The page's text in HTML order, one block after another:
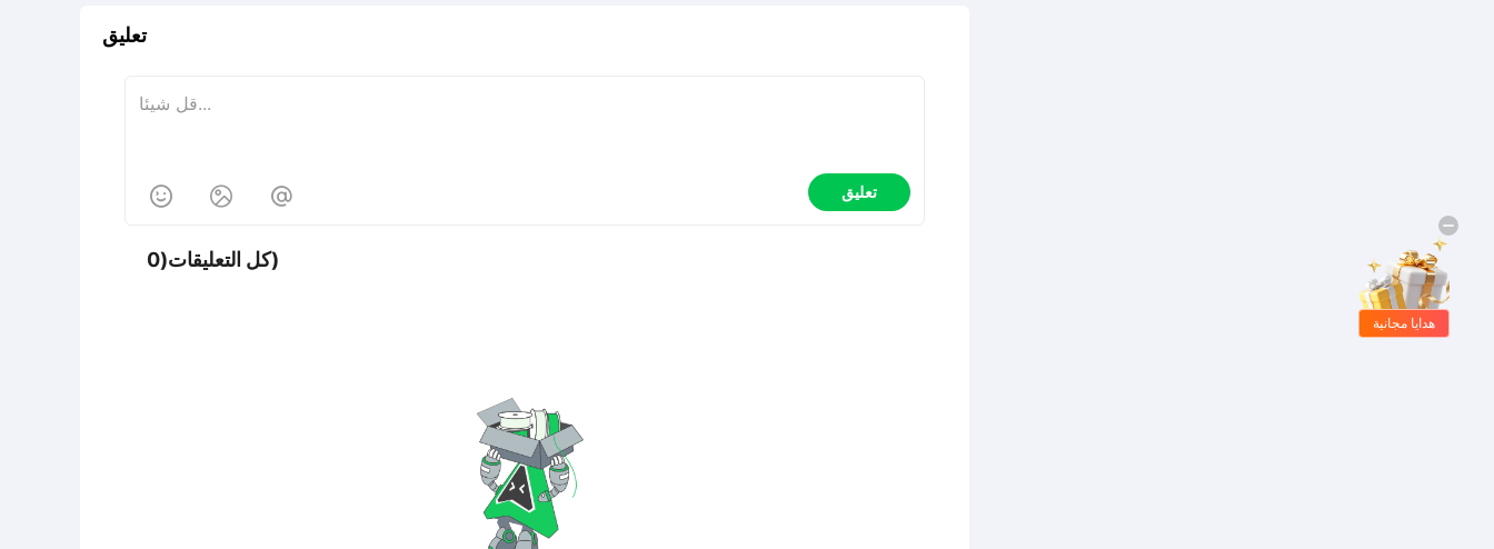
تعليق
   تعليق
كل التعليقات(0)
هدايا مجانية